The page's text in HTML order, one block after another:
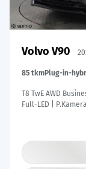
Volvo V90
85 tkmPlug-in-
T8 TwE AWD
Full-LED |